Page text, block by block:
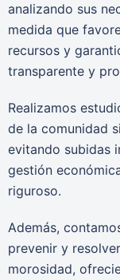
analizando sus
medida que
recursos y
transparente y
Realizamos
de la comunidad
evitando subidas
gestión
riguroso.
Además,
prevenir y
morosidad,